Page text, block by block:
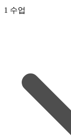
1 수업